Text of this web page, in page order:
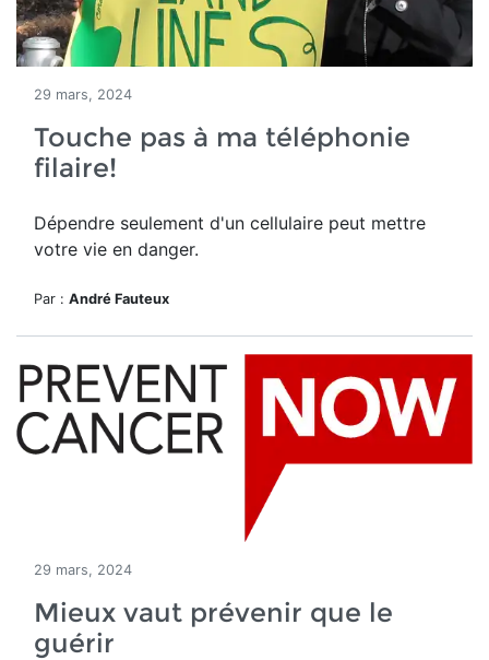
29 mars, 2024
Touche pas à ma téléphonie
filaire!
Dépendre seulement d'un cellulaire peut mettre
votre vie en danger.
Par : André Fauteux
29 mars, 2024
Mieux vaut prévenir que le
guérir